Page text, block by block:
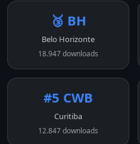
🥉 BH
Belo Horizonte
18.947 downloads
#5 CWB
Curitiba
12.847 downloads